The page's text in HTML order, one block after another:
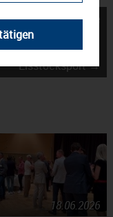
zweite Plätze – Die
im
Eisstocksport →
18.06.2026